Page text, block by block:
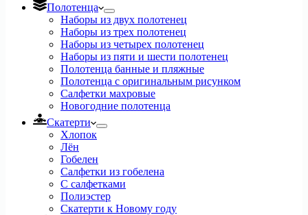
Полотенца
Наборы из двух полотенец
Наборы из трех полотенец
Наборы из четырех полотенец
Наборы из пяти и шести полотенец
Полотенца банные и пляжные
Полотенца с оригинальным рисунком
Салфетки махровые
Новогодние полотенца
Скатерти
Хлопок
Лён
Гобелен
Салфетки из гобелена
С салфетками
Полиэстер
Скатерти к Новому году